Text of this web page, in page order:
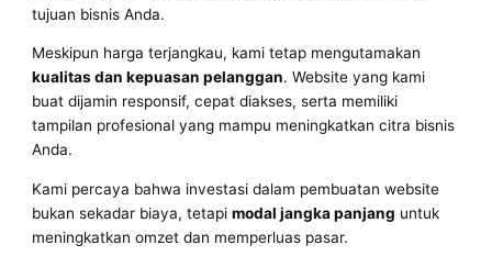
tujuan bisnis Anda.
Meskipun harga terjangkau, kami tetap mengutamakan
kualitas dan kepuasan pelanggan. Website yang kami
buat dijamin responsif, cepat diakses, serta memiliki
tampilan profesional yang mampu meningkatkan citra bisnis
Anda.
Kami percaya bahwa investasi dalam pembuatan website
bukan sekadar biaya, tetapimodal jangka panjang untuk
meningkatkan omzet dan memperluas pasar.